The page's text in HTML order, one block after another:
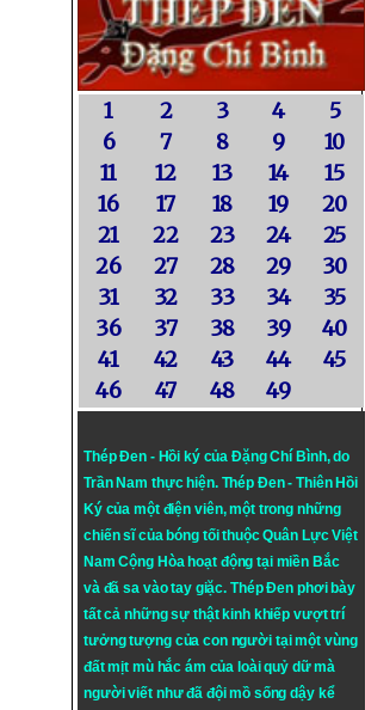
1 2 3 4
5
6
7 8 9
10
11
12 13 14
15
16
17 18 19
20
21
22 23 24
25
26
27 28 29
30
31
32 33 34
35
36
37 38 39
40
41
42 43 44
45
46
47 48 49
Thép Đen - Hồi ký của Đặng Chí Bình, do
Trần Nam thực hiện. Thép Đen- Thiên Hồi
Ký của một điện viên, một trong những
chiến sĩ của bóng tối thuộc Quân Lực Việt
Nam Cộng Hòa hoạt động tại miền Bắc
và đã sa vào tay giặc. Thép Đen phơi bày
tất cả những sự thật kinh khiếp vượt trí
tưởng tượng của con người tại một vùng
đất mịt mù hắc ám của loài quỷ dữ mà
người viết như đã đội mồ sống dậy kể